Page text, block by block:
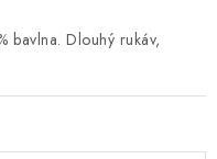
bavlna. Dlouhý rukáv,